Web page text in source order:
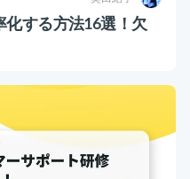
資料
化する方法16選！欠